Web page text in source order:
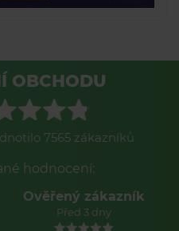
OBCHODU
7565 zákazníků
hodnocení:
Ověřený zákazník
Před 3 dny